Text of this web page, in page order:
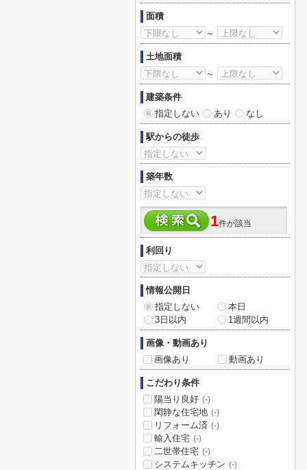
面積
～
土地面積
～
建築条件
指定しない
あり なし
駅からの徒歩
築年数
1件が該当
利回り
情報公開日
指定しない
本日
3日以内
1週間以内
画像・動画あり
画像あり
動画あり
こだわり条件
陽当り良好 (-)
閑静な住宅地 (-)
リフォーム済 (-)
輸入住宅 (-)
二世帯住宅 (-)
システムキッチン (-)